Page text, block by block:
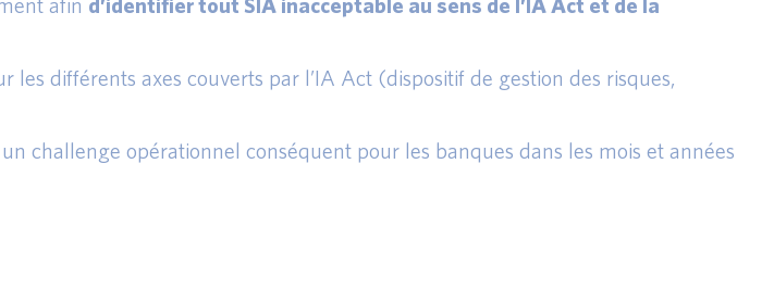
afin d’identifier tout SIA inacceptable au sens de l’IA Act et de la
différents axes couverts par l’IA Act (dispositif de gestion des risques,
challenge opérationnel conséquent pour les banques dans les mois et années